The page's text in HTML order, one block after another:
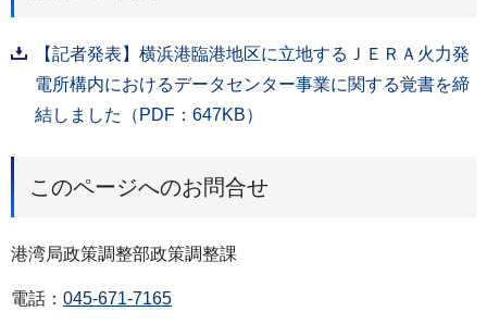
【記者発表】横浜港臨港地区に立地するＪＥＲＡ火力発
電所構内におけるデータセンター事業に関する覚書を締
結しました（PDF：647KB）
このページへのお問合せ
港湾局政策調整部政策調整課
電話： 045-671-7165